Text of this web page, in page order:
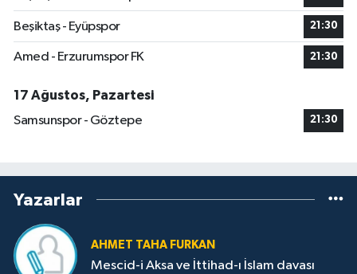
Beşiktaş - Eyüpspor 21:30
Amed - Erzurumspor FK 21:30
17 Ağustos, Pazartesi
Samsunspor - Göztepe
21:30
Yazarlar
AHMET TAHA FURKAN
Mescid-i Aksa ve İttihad-ı İslam davası